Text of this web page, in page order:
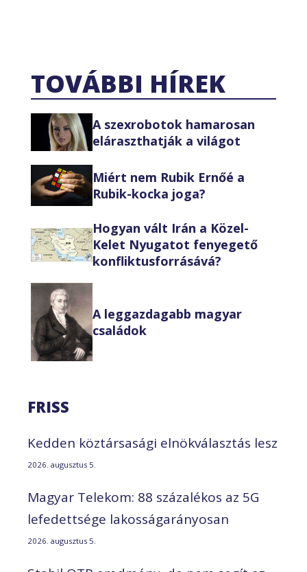
TOVÁBBI HÍREK
A szexrobotok hamarosan
eláraszthatják a világot
Miért nem Rubik Ernőé a
Rubik-kocka joga?
Hogyan vált Irán a Közel-
Kelet Nyugatot fenyegető
konfliktusforrásává?
A leggazdagabb magyar
családok
FRISS
Kedden köztársasági elnökválasztás lesz
2026. augusztus 5.
Magyar Telekom: 88 százalékos az 5G
lefedettsége lakosságarányosan
2026. augusztus 5.